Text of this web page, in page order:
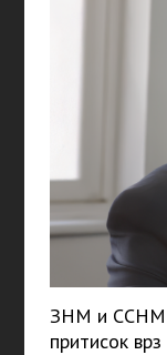
ЗНМ и ССНМ
притисок